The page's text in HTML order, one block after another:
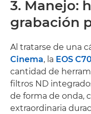
3. Manejo:
grabación
Al tratarse de una
Cinema, la EOS C70
cantidad de
filtros ND
de forma de onda,
extraordinaria